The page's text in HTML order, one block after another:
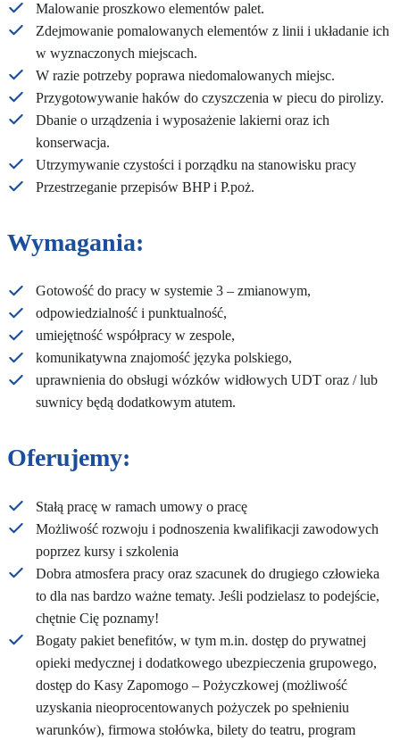
Malowanie proszkowo elementów palet.
Zdejmowanie pomalowanych elementów z linii i układanie ich
w wyznaczonych miejscach.
W razie potrzeby poprawa niedomalowanych miejsc.
Przygotowywanie haków do czyszczenia w piecu do pirolizy.
Dbanie o urządzenia i wyposażenie lakierni oraz ich
konserwacja.
Utrzymywanie czystości i porządku na stanowisku pracy
Przestrzeganie przepisów BHP i P.poż.
Wymagania:
Gotowość do pracy w systemie 3 – zmianowym,
odpowiedzialność i punktualność,
umiejętność współpracy w zespole,
komunikatywna znajomość języka polskiego,
uprawnienia do obsługi wózków widłowych UDT oraz / lub
suwnicy będą dodatkowym atutem.
Oferujemy:
Stałą pracę w ramach umowy o pracę
Możliwość rozwoju i podnoszenia kwalifikacji zawodowych
poprzez kursy i szkolenia
Dobra atmosfera pracy oraz szacunek do drugiego człowieka
to dla nas bardzo ważne tematy. Jeśli podzielasz to podejście,
chętnie Cię poznamy!
Bogaty pakiet benefitów, w tym m.in. dostęp do prywatnej
opieki medycznej i dodatkowego ubezpieczenia grupowego,
dostęp do Kasy Zapomogo – Pożyczkowej (możliwość
uzyskania nieoprocentowanych pożyczek po spełnieniu
warunków), firmowa stołówka, bilety do teatru, program